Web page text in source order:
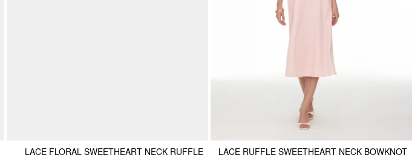
LACE RUFFLE SWEETHEART NECK BOWKNOT
LACE FLORAL SWEETHEART NECK RUFFLE